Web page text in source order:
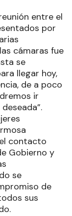
entre el
por
cámaras fue
se
llegar hoy,
de a poco
ir
contacto
Gobierno y
se
de
sus